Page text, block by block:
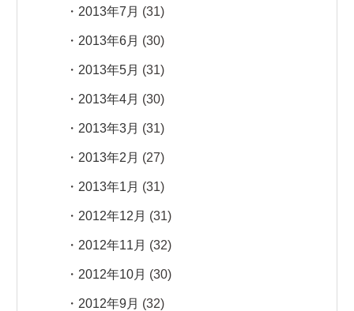
2013年7月 (31)
2013年6月 (30)
2013年5月 (31)
2013年4月 (30)
2013年3月 (31)
2013年2月 (27)
2013年1月 (31)
2012年12月 (31)
2012年11月 (32)
2012年10月 (30)
2012年9月 (32)